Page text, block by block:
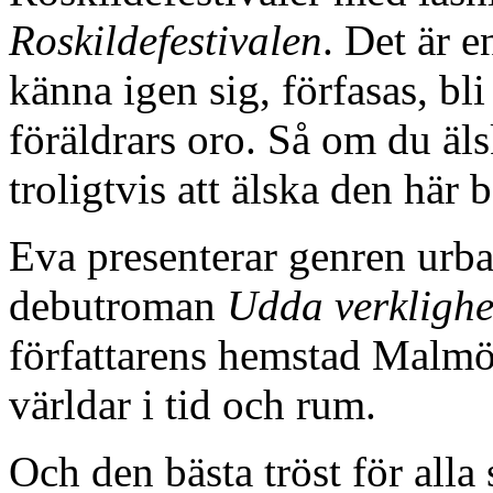
Roskildefestivalen. Det är
känna igen sig, förfasas,
föräldrars oro. Så om du
troligtvis att älska den här
Eva presenterar genren
debutroman Udda
författarens hemstad
världar i tid och rum.
Och den bästa tröst för